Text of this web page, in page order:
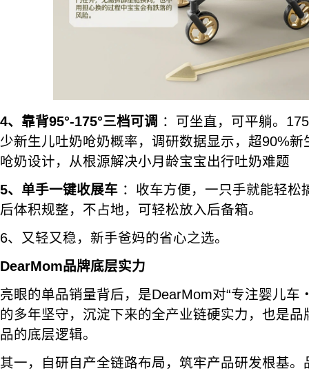
4、靠背95°-175°三档可调 ：可坐直，可平躺。
少新生儿吐奶呛奶概率，调研数据显示，超90%
呛奶设计，从根源解决小月龄宝宝出行吐奶难题
5、单手一键收展车 ：收车方便，一只手就能轻松
后体积规整，不占地，可轻松放入后备箱。
6、又轻又稳，新手爸妈的省心之选。
DearMom品牌底层实力
亮眼的单品销量背后，是DearMom对“专注婴儿车
的多年坚守，沉淀下来的全产业链硬实力，也是
品的底层逻辑。
其一，自研自产全链路布局，筑牢产品研发根基